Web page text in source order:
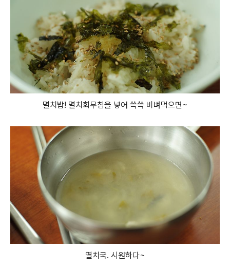
멸치밥! 멸치회무침을 넣어 쓱쓱 비벼먹으면~
멸치국. 시원하다~